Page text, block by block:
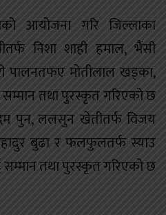
आयोजना गरि जिल्लाका
निशा शाही हमाल, भैंसी
पालनतफए मोतीलाल खड्का,
तथा पुरस्कृत गरिएको छ
पुन, ललसुन खेतीतर्फ विजय
बुढा र फलफुलतर्फ स्याउ
सम्मान तथा पुरस्कृत गरिएको छ